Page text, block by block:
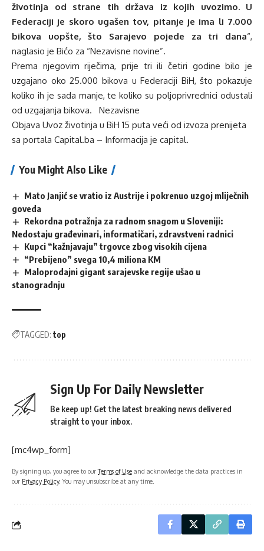
životinja od strane tih država iz kojih uvozimo. U
Federaciji je skoro ugašen tov, pitanje je ima li 7.000
bikova uopšte, što Sarajevo pojede za tri dana“,
naglasio je Bićo za “Nezavisne novine”.
Prema njegovim riječima, prije tri ili četiri godine bilo je
uzgajano oko 25.000 bikova u Federaciji BiH, što pokazuje
koliko ih je sada manje, te koliko su poljoprivrednici odustali
od uzgajanja bikova. Nezavisne
Objava Uvoz životinja u BiH 15 puta veći od izvoza prenijeta
sa portala Capital.ba – Informacija je capital.
You Might Also Like
Mato Janjić se vratio iz Austrije i pokrenuo uzgoj mliječnih
goveda
Rekordna potražnja za radnom snagom u Sloveniji:
Nedostaju građevinari, informatičari, zdravstveni radnici
Kupci “kažnjavaju” trgovce zbog visokih cijena
“Prebijeno” svega 10,4 miliona KM
Maloprodajni gigant sarajevske regije ušao u
stanogradnju
TAGGED: top
Sign Up For Daily Newsletter
Be keep up! Get the latest breaking news delivered
straight to your inbox.
[mc4wp_form]
By signing up, you agree to ourTerms of Use and acknowledge the data practices in
our Privacy Policy. You may unsubscribe at any time.